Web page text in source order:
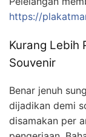
https://
Kurang Lebih
Souvenir
Benar jenuh
dijadikan demi
disamakan per